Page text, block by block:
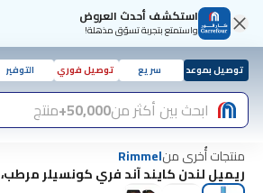
استكشف أحدث العروض
واستمتع بتجربة تسوّق مذهلة!
توصيل بموعد سريع توصيل فوري التوفير
ابحث بين أكثر من50,000+ منتج
منتجات أُخرى منRimmel
ريميل لندن كايند آند فري كونسيلر مرطب، 50 ريتش